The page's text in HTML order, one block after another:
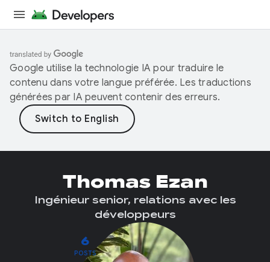
Google utilise la technologie IA pour traduire le
contenu dans votre langue préférée. Les traductions
générées par IA peuvent contenir des erreurs.
6
POSTS
Thomas Ezan
Ingénieur senior, relations avec les
développeurs